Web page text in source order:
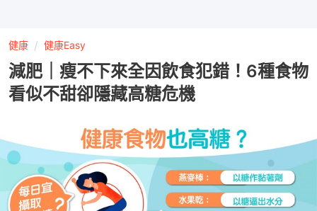
健康 健康Easy
減肥｜瘦不下來全因飲食犯錯！6種食物
看似不甜卻隱藏高糖危機